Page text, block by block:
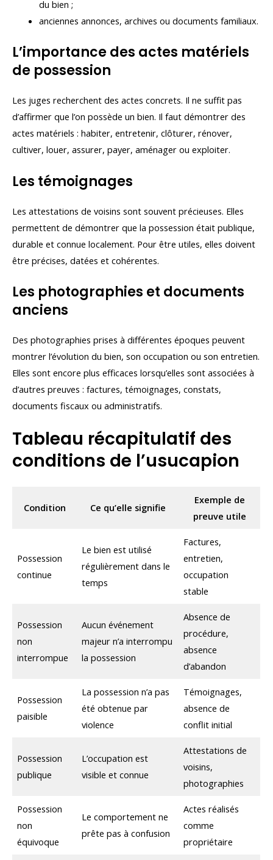
du bien ;
anciennes annonces, archives ou documents familiaux.
L’importance des actes matériels
de possession
Les juges recherchent des actes concrets. Il ne suffit pas
d’affirmer que l’on possède un bien. Il faut démontrer des
actes matériels : habiter, entretenir, clôturer, rénover,
cultiver, louer, assurer, payer, aménager ou exploiter.
Les témoignages
Les attestations de voisins sont souvent précieuses. Elles
permettent de démontrer que la possession était publique,
durable et connue localement. Pour être utiles, elles doivent
être précises, datées et cohérentes.
Les photographies et documents
anciens
Des photographies prises à différentes époques peuvent
montrer l’évolution du bien, son occupation ou son entretien.
Elles sont encore plus efficaces lorsqu’elles sont associées à
d’autres preuves : factures, témoignages, constats,
documents fiscaux ou administratifs.
Tableau récapitulatif des
conditions de l’usucapion
Condition Ce qu’elle signifie
Exemple de
preuve utile
Possession
continue
Le bien est utilisé
régulièrement dans le
temps
Factures,
entretien,
occupation
stable
Possession
non
interrompue
Aucun événement
majeur n’a interrompu
la possession
Absence de
procédure,
absence
d’abandon
Possession
paisible
La possession n’a pas
été obtenue par
violence
Témoignages,
absence de
conflit initial
Possession
publique
L’occupation est
visible et connue
Attestations de
voisins,
photographies
Possession
non
équivoque
Le comportement ne
prête pas à confusion
Actes réalisés
comme
propriétaire